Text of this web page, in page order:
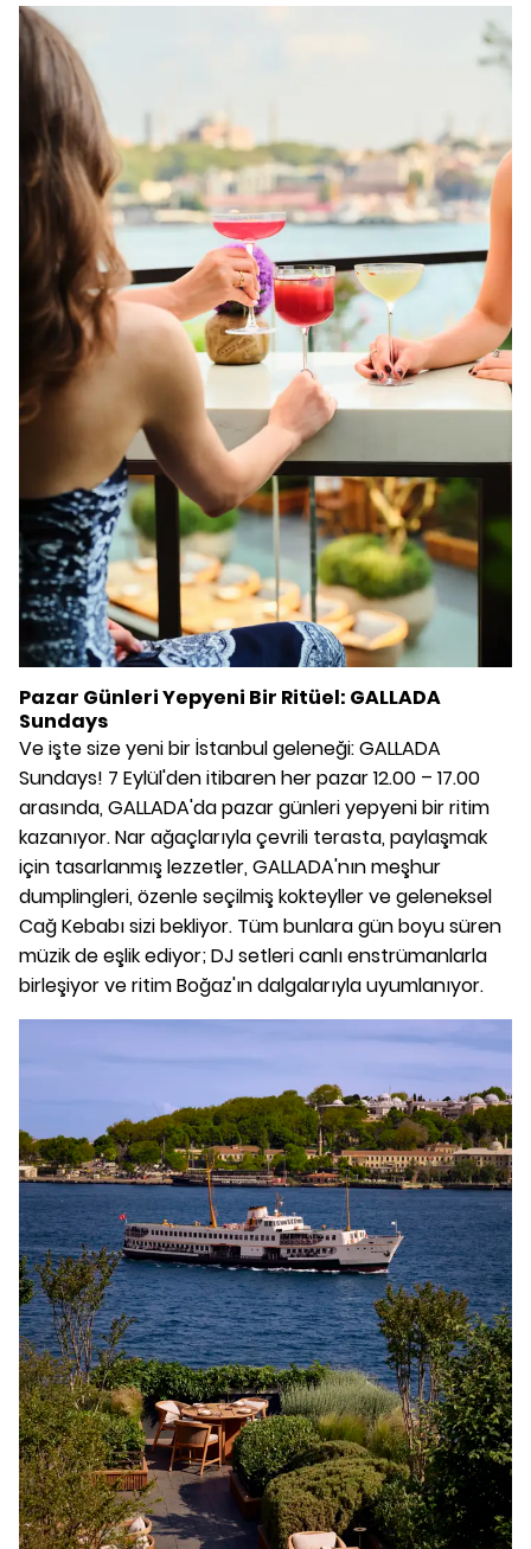
Pazar Günleri Yepyeni Bir Ritüel: GALLADA
Sundays
Ve işte size yeni bir İstanbul geleneği: GALLADA
Sundays! 7 Eylül'den itibaren her pazar 12.00 – 17.00
arasında, GALLADA'da pazar günleri yepyeni bir ritim
kazanıyor. Nar ağaçlarıyla çevrili terasta, paylaşmak
için tasarlanmış lezzetler, GALLADA'nın meşhur
dumplingleri, özenle seçilmiş kokteyller ve geleneksel
Cağ Kebabı sizi bekliyor. Tüm bunlara gün boyu süren
müzik de eşlik ediyor; DJ setleri canlı enstrümanlarla
birleşiyor ve ritim Boğaz'ın dalgalarıyla uyumlanıyor.